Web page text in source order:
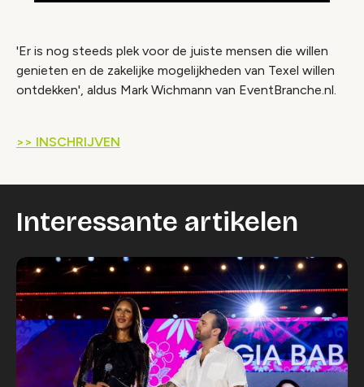
'Er is nog steeds plek voor de juiste mensen die willen
genieten en de zakelijke mogelijkheden van Texel willen
ontdekken', aldus Mark Wichmann van EventBranche.nl.
>> INSCHRIJVEN
Interessante artikelen